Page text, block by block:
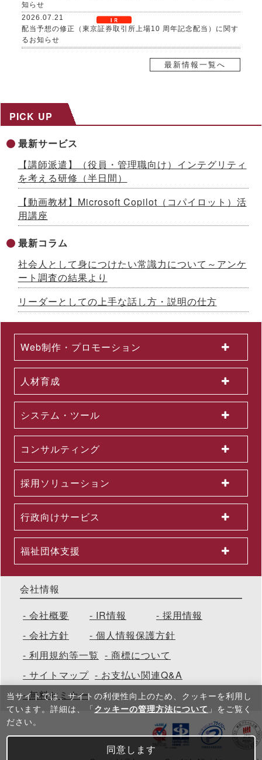
知らせ
2026.07.21
配当予想の修正（東京証券取引所上場10 周年記念配当）に関す
るお知らせ
自己株式取得に係る事項の決定及び自己株式の消却に関するお
ペーンを開催 ～３日間29,800円の特別価格で公開講座を提供
イボート）」提供開始 ～先着100社限定キャンペーン実施中
2026.07.13
AI時代をリードする「ネオゼネラリスト」養成研修を開発 ～構
座開始
2026.07.10
「インソースグループ統合報告書2025」発行のお知らせ ～AI
時代の成長戦略を様々な観点で解説
成果が出るまで伴走する、Forward Deployed型コンサルタン
ト養成研修を開発 ～26年７月から公開講座で提供
2026.07.03
国土交通省採択の二地域居住事業に参画、新たな人流創出へ～
「白川町二地域居住促進コンソーシアム」協定締結のお知らせ
2026.07.01
2026年６月度KPI（業績指標）進捗状況
2026.06.12
待値の理解」を軸に、７月から新たに３研修を公開講座で開催
2026.06.08
催 ～問題意識調査結果から、日本企業における課題を読み解く
2026.06.03
＜第３弾＞「AI活用を１億人に」交通広告を６月より大幅拡大
～東名阪エリアの主要路線にて、教育による業務へのAI活用支
援を力強く訴求
2026.06.01
組織変更及び人事異動に関するお知らせ
2026.06.01
2026年５月度KPI（業績指標）進捗状況
公開講座セットプラン「上司部下ペアプラン」を26年５月より
提供開始 ～同一テーマの同時受講で、実践につながる共通言語
最新情報一覧へ
PICK UP
最新サービス
【講師派遣】（役員・管理職向け）インテグリティ
を考える研修（半日間）
【動画教材】Microsoft Copilot（コパイロット）活
用講座
最新コラム
社会人として身につけたい常識力について～アンケ
ート調査の結果より
リーダーとしての上手な話し方・説明の仕方
Web制作・プロモーション
人材育成
システム・ツール
コンサルティング
採用ソリューション
行政向けサービス
福祉団体支援
会社情報
会社概要
IR情報
採用情報
会社方針
個人情報保護方針
利用規約等一覧
商標について
サイトマップ
お支払い関連Q&A
無料セミナー
当サイトでは、サイトの利便性向上のため、クッキーを利⽤し
ています。詳細は、「 クッキーの管理方法について 」をご覧く
ださい。
同意します